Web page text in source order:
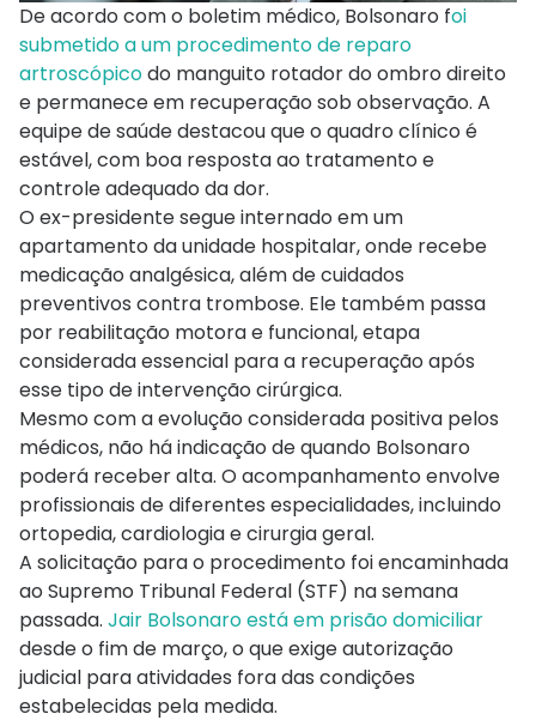
De acordo com o boletim médico, Bolsonaro foi
submetido a um procedimento de reparo
artroscópicodo manguito rotador do ombro direito
e permanece em recuperação sob observação. A
equipe de saúde destacou que o quadro clínico é
estável, com boa resposta ao tratamento e
controle adequado da dor.
O ex-presidente segue internado em um
apartamento da unidade hospitalar, onde recebe
medicação analgésica, além de cuidados
preventivos contra trombose. Ele também passa
por reabilitação motora e funcional, etapa
considerada essencial para a recuperação após
esse tipo de intervenção cirúrgica.
Mesmo com a evolução considerada positiva pelos
médicos, não há indicação de quando Bolsonaro
poderá receber alta. O acompanhamento envolve
profissionais de diferentes especialidades, incluindo
ortopedia, cardiologia e cirurgia geral.
A solicitação para o procedimento foi encaminhada
ao Supremo Tribunal Federal (STF) na semana
passada. Jair Bolsonaroestá em prisão domiciliar
desde o fim de março, o que exige autorização
judicial para atividades fora das condições
estabelecidas pela medida.